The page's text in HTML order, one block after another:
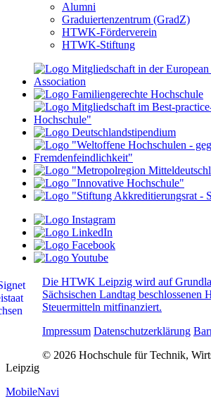
Alumni
Graduiertenzentrum (GradZ)
HTWK-Förderverein
HTWK-Stiftung
Die HTWK Leipzig wird auf
Sächsischen Landtag beschlossenen
Steuermitteln mitfinanziert.
Impressum Datenschutzerklärung
© 2026 Hochschule für Technik,
Leipzig
MobileNavi